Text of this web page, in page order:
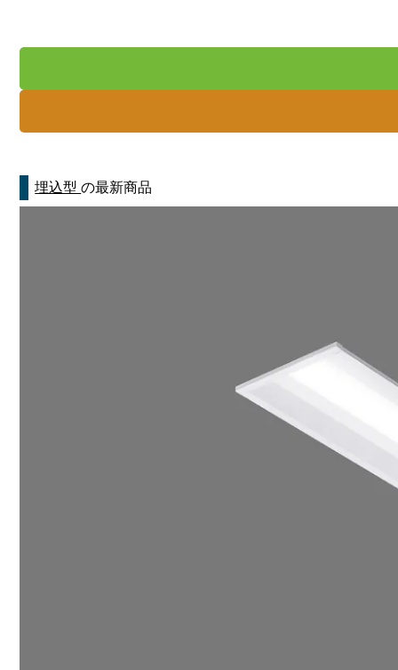
埋込型の最新商品